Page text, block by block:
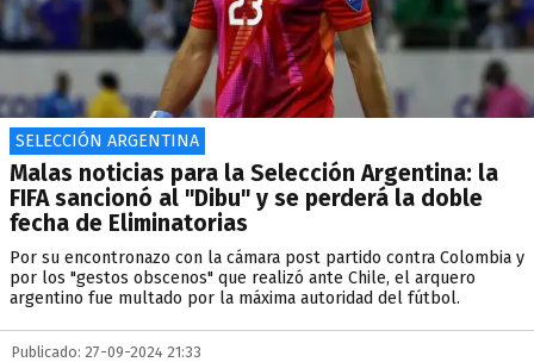
SELECCIÓN ARGENTINA
Malas noticias para la Selección Argentina: la
FIFA sancionó al "Dibu" y se perderá la doble
fecha de Eliminatorias
Por su encontronazo con la cámara post partido contra Colombia y
por los "gestos obscenos" que realizó ante Chile, el arquero
argentino fue multado por la máxima autoridad del fútbol.
Publicado: 27-09-2024 21:33